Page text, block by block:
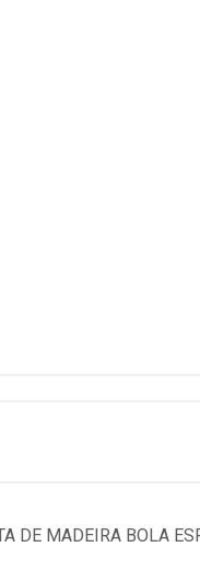
DE MADEIRA BOLA